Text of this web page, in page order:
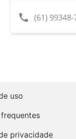
call (61) 99348-
uso
privacidade